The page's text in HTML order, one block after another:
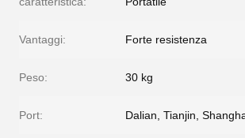
Vantaggi: Forte resistenza
Peso: 30 kg
Port: Dalian, Tianjin,